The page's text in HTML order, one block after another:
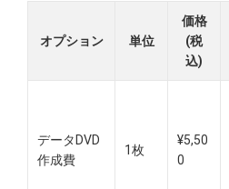
オプション 単位
価格
(税
込)
データDVD
作成費
1枚
¥5,50
0